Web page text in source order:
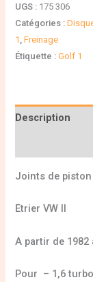
UGS : 175 306
Catégories :
1 ,Freinage
Étiquette :Golf 1
Description
Joints de piston
Etrier VW II
A partir de 1982
Pour – 1,6